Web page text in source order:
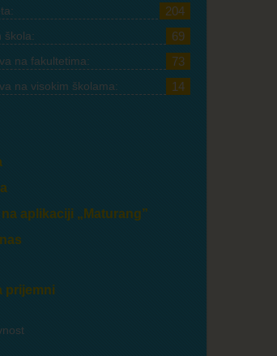
204
škola: 69
na fakultetima: 73
na visokim školama: 14
aplikaciji „Maturang”
prijemni